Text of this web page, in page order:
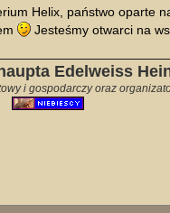
Helix, państwo oparte
Jesteśmy otwarci na
Edelweiss
i gospodarczy oraz